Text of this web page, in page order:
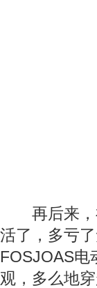
再后来，
活了，多亏
FOSJOAS电
观，多么地